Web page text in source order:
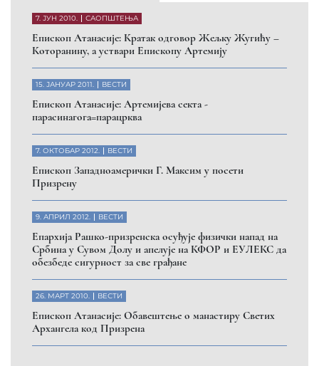
7. ЈУН 2010. САОПШТЕЊА
Eпископ Атанасије: Кратак одговор Жељку Жугићу –
Которанину, а уствари Епископу Артемију
15. ЈАНУАР 2011. ВЕСТИ
Eпископ Атанасије: Артемијева секта -
парасинагога=парацрква
7. ОКТОБАР 2012. ВЕСТИ
Eпископ Западноамерички Г. Максим у посети
Призрену
9. АПРИЛ 2012. ВЕСТИ
Eпархија Рашко-призренска осуђује физички напад на
Србина у Сувом Долу и апелује на КФОР и ЕУЛЕКС да
обезбеде сигурност за све грађане
26. МАРТ 2010. ВЕСТИ
Eпископ Атанасије: Обавештење о манастиру Светих
Архангела код Призрена